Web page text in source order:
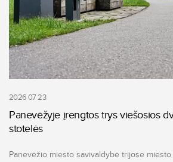
2026 07 23
Panevėžyje įrengtos trys viešosios
stotelės
Panevėžio miesto savivaldybė trijose